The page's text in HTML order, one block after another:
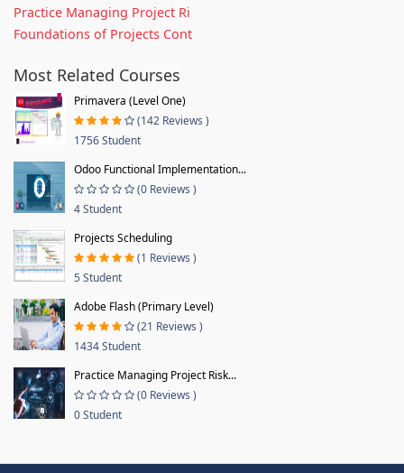
Practice Managing Project Ri
Foundations of Projects Cont
Most Related Courses
Primavera (Level One)
(142 Reviews )
1756 Student
Odoo Functional Implementation...
(0 Reviews )
4 Student
Projects Scheduling
(1 Reviews )
5 Student
Adobe Flash (Primary Level)
(21 Reviews )
1434 Student
Practice Managing Project Risk...
(0 Reviews )
0 Student